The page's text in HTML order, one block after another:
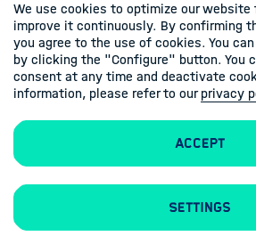
5. Recht auf Unterrichtung
Haben Sie das Recht auf
Einschränkung der Verarbeitung
Verantwortlichen geltend gemacht,
verpflichtet, allen Empfängern,
betreffenden personenbezogenen
wurden, diese Berichtigung oder
oder Einschränkung der
We use cookies to optimize our website
improve it continuously. By confirming
you agree to the use of cookies. You
by clicking the "Configure" button. You
consent at any time and deactivate
information, please refer to ourprivacy
Accept
Settings